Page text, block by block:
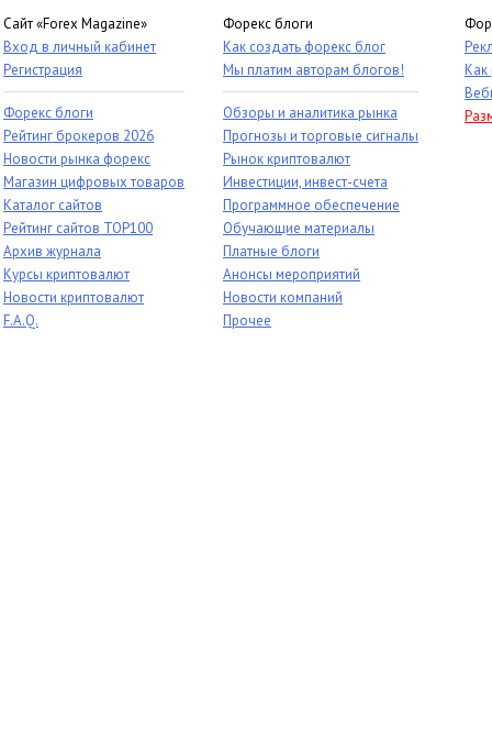
Сайт «Forex Magazine»
Вход в личный кабинет
Регистрация
Форекс блоги
Рейтинг брокеров 2026
Новости рынка форекс
Магазин цифровых товаров
Каталог сайтов
Рейтинг сайтов TOP100
Архив журнала
Курсы криптовалют
Новости криптовалют
F.A.Q.
Форекс блоги
Как создать форекс блог
Мы платим авторам блогов!
Обзоры и аналитика рынка
Прогнозы и торговые сигналы
Рынок криптовалют
Инвестиции, инвест-счета
Программное обеспечение
Обучающие материалы
Платные блоги
Анонсы мероприятий
Новости компаний
Прочее
Как